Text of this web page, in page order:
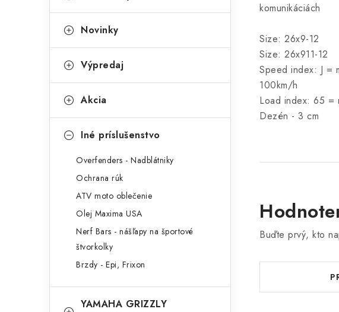
Novinky
Výpredaj
Akcia
Iné príslušenstvo
Overfenders - Nadblátniky
Ochrana rúk
ATV moto oblečenie
Olej Maxima USA
Nerf Bars - nášľapy na športové
štvorkolky
Brzdy - Epi, Frixon
YAMAHA GRIZZLY
komunikáciách
Size: 26x9-12
Size: 26x911-12
Speed index: J =
100km/h
Load index: 65 =
Dezén - 3 cm
Buďte prvý, kto